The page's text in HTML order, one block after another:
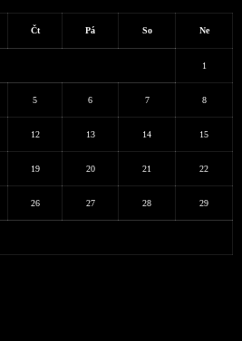
Čt Pá So Ne
1
5 6 7 8
12 13 14 15
19 20 21 22
26 27 28 29